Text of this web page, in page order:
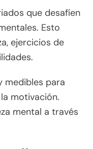
plena reduce el
construir
aliento y
para las
los